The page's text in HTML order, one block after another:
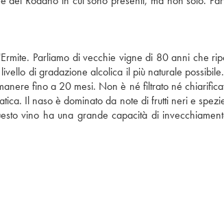
Parliamo di vecchie vigne di 80 anni che
di gradazione alcolica il più naturale
fino a 20 mesi. Non è né filtrato né
Il naso è dominato da note di frutti neri e
vino ha una grande capacità di